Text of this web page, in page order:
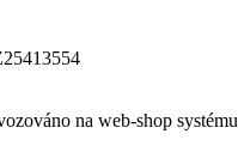
na web-shop systému